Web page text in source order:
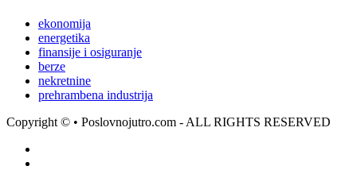
ekonomija
energetika
finansije i osiguranje
berze
nekretnine
prehrambena industrija
Copyright © • Poslovnojutro.com - ALL RIGHTS RESERVED